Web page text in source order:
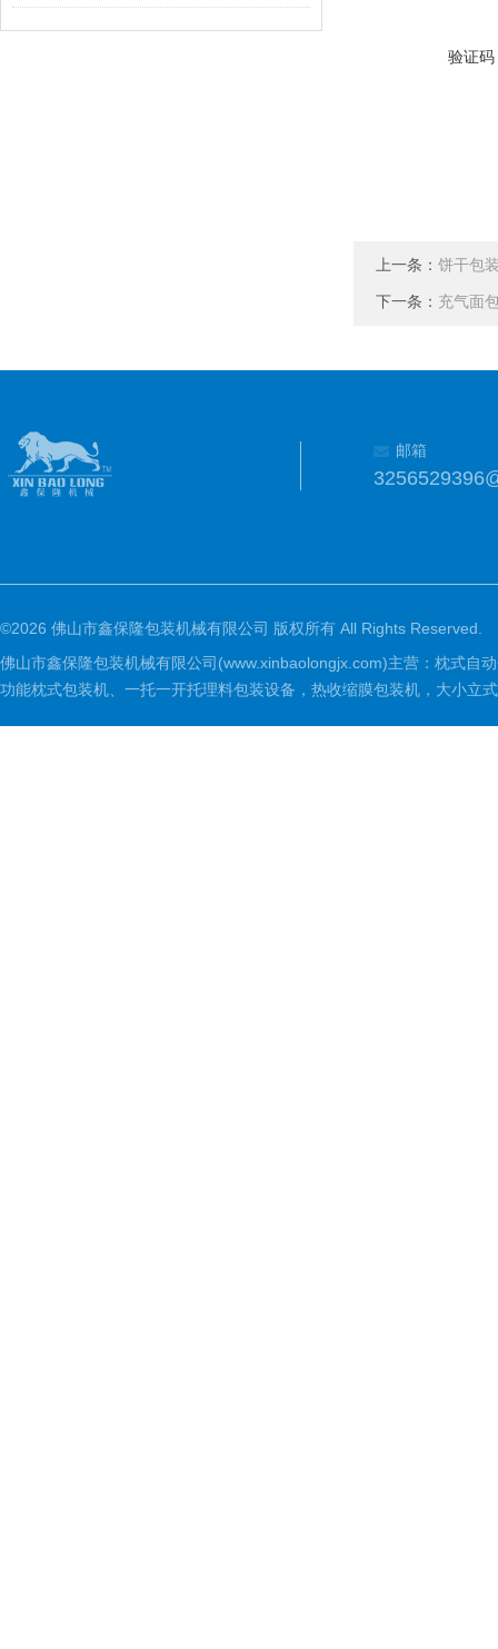
验证码
上一条： 饼干包
下一条： 充气面
邮箱
©2026 佛山市鑫保隆包装机械有限公司 版权所有 All Rights Reserved.
佛山市鑫保隆包装机械有限公司(www.xinbaolongjx.com)主营：枕式自
功能枕式包装机、一托一开托理料包装设备，热收缩膜包装机，大小立